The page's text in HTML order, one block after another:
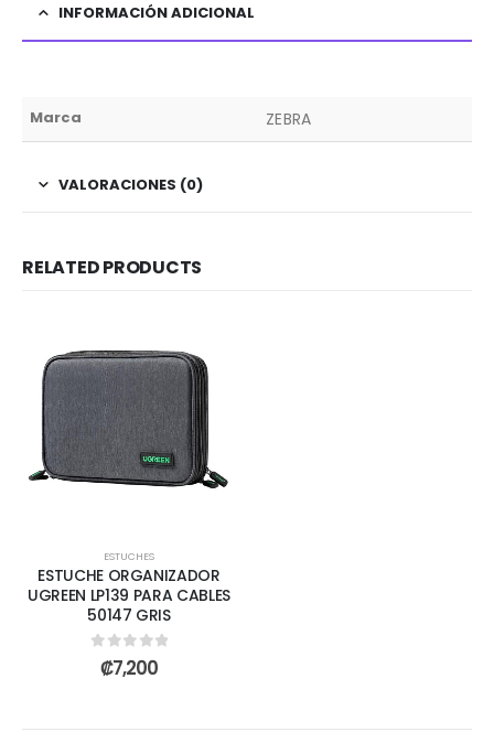
INFORMACIÓN ADICIONAL
Marca ZEBRA
VALORACIONES (0)
RELATED PRODUCTS
ESTUCHES
ESTUCHE ORGANIZADOR
UGREEN LP139 PARA CABLES
50147 GRIS
out of 5
₡7,200